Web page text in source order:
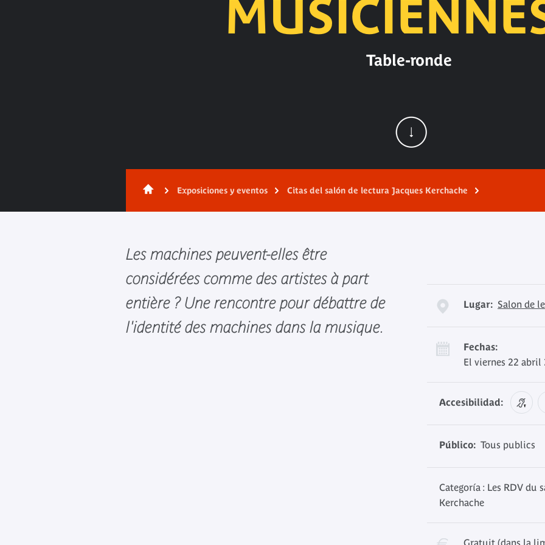
Table-ronde
Exposiciones y eventos Citas del salón de lectura Jacques Kerchache
Les machines peuvent-elles être
considérées comme des artistes à part
entière ? Une rencontre pour débattre de
l'identité des machines dans la musique.
Lugar: Salon de
Fechas:
El viernes 22 abril
Accesibilidad:
Público: Tous publics
Categoría : Les RDV du
Kerchache
Gratuit (dans la